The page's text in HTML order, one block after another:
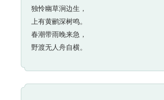
独怜幽草涧边生，
上有黄鹂深树鸣。
春潮带雨晚来急，
野渡无人舟自横。